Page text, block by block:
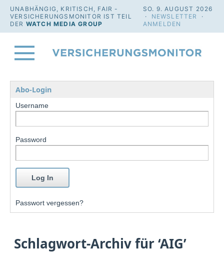
UNABHÄNGIG, KRITISCH, FAIR -
VERSICHERUNGSMONITOR IST TEIL
DER WATCH MEDIA GROUP
SO. 9. AUGUST 2026
· NEWSLETTER
·
ANMELDEN
Abo-Login
Username
Password
Passwort vergessen?
Schlagwort-Archiv für ‘AIG’